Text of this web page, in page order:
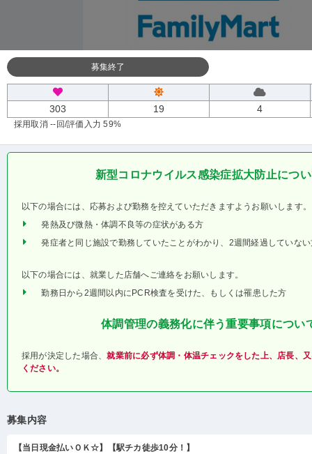
募集終了
303 19 4
採用取消 --回/評価入力 59%
新型コロナウイルス感染症拡大防止につ
以下の場合には、応募および勤務を控えていただきますようお願いします。
発熱及び微熱・体調不良等の症状がある方
発症者と同じ施設で勤務していたことがわかり、2週間経過していな
以下の場合には、就業した店舗へご連絡をお願いします。
勤務日から2週間以内にPCR検査を受けた、もしくは罹患した方
体調管理の義務化に伴う重要事項につい
採用が決定した場合、就業前に必ず体調・体温チェックをした上、店長、
ください。
募集内容
【当日現金払いＯＫ☆】【駅チカ徒歩10分！】